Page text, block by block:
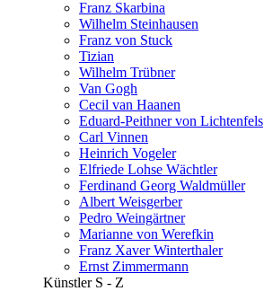
Franz Skarbina
Wilhelm Steinhausen
Franz von Stuck
Tizian
Wilhelm Trübner
Van Gogh
Cecil van Haanen
Eduard-Peithner von Lichtenfels
Carl Vinnen
Heinrich Vogeler
Elfriede Lohse Wächtler
Ferdinand Georg Waldmüller
Albert Weisgerber
Pedro Weingärtner
Marianne von Werefkin
Franz Xaver Winterthaler
Ernst Zimmermann
Künstler S - Z